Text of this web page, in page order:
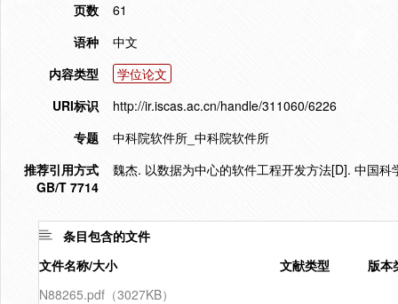
页数
61
语种
中文
内容类型
学位论文
URI标识
http://ir.iscas.ac.cn/handle/311060/6226
专题
中科院软件所_中科院软件所
推荐引用方式
GB/T 7714
魏杰. 以数据为中心的软件工程开发方法[D]. 中国
条目包含的文件
文件名称/大小
文献类型
版本
N88265.pdf（3027KB）